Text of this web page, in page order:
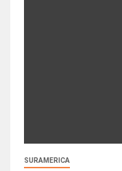
SURAMERICA